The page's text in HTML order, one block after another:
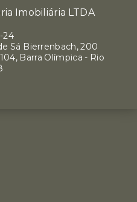
Imobiliária LTDA
24
Sá Bierrenbach, 200
Barra Olímpica - Rio